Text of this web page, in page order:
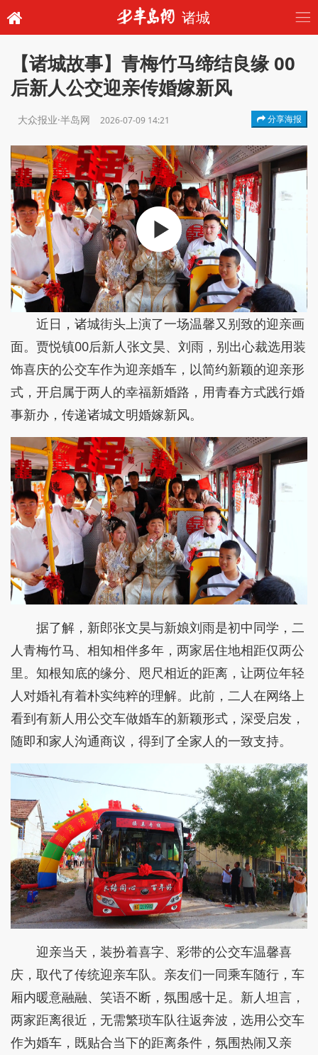
诸城
【诸城故事】青梅竹马缔结良缘 00
后新人公交迎亲传婚嫁新风
大众报业·半岛网 2026-07-09 14:21 分享海报
近日，诸城街头上演了一场温馨又别致的迎亲画
面。贾悦镇00后新人张文昊、刘雨，别出心裁选用装
饰喜庆的公交车作为迎亲婚车，以简约新颖的迎亲形
式，开启属于两人的幸福新婚路，用青春方式践行婚
事新办，传递诸城文明婚嫁新风。
据了解，新郎张文昊与新娘刘雨是初中同学，二
人青梅竹马、相知相伴多年，两家居住地相距仅两公
里。知根知底的缘分、咫尺相近的距离，让两位年轻
人对婚礼有着朴实纯粹的理解。此前，二人在网络上
看到有新人用公交车做婚车的新颖形式，深受启发，
随即和家人沟通商议，得到了全家人的一致支持。
迎亲当天，装扮着喜字、彩带的公交车温馨喜
庆，取代了传统迎亲车队。亲友们一同乘车随行，车
厢内暖意融融、笑语不断，氛围感十足。新人坦言，
两家距离很近，无需繁琐车队往返奔波，选用公交车
作为婚车，既贴合当下的距离条件，氛围热闹又亲